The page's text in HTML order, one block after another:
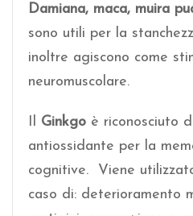
Damiana, maca, muira
sono utili per la
inoltre agiscono come
neuromuscolare.
Il Ginkgo è riconosciuto
antiossidante per la
cognitive. Viene
caso di: deterioramento